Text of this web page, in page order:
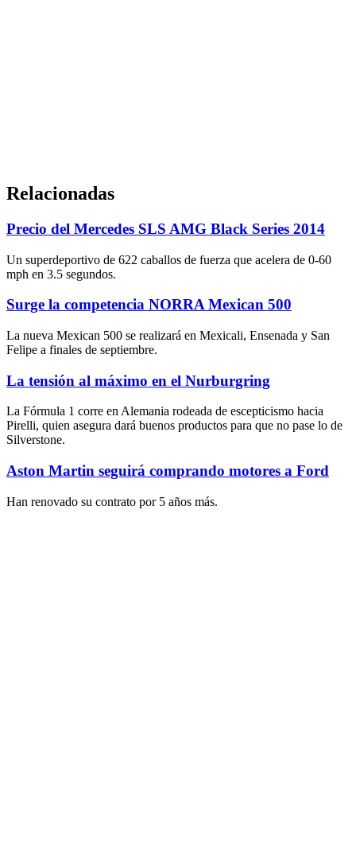
Relacionadas
Precio del Mercedes SLS AMG Black Series 2014
Un superdeportivo de 622 caballos de fuerza que acelera de 0-60
mph en 3.5 segundos.
Surge la competencia NORRA Mexican 500
La nueva Mexican 500 se realizará en Mexicali, Ensenada y San
Felipe a finales de septiembre.
La tensión al máximo en el Nurburgring
La Fórmula 1 corre en Alemania rodeada de escepticismo hacia
Pirelli, quien asegura dará buenos productos para que no pase lo de
Silverstone.
Aston Martin seguirá comprando motores a Ford
Han renovado su contrato por 5 años más.